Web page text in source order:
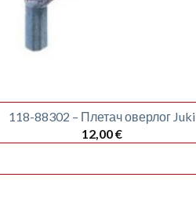
118-88302 – Плетач оверлог Juki
12,00€